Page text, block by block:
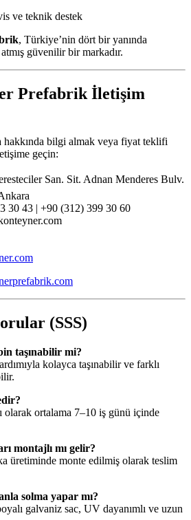
ve teknik destek
, Türkiye’nin dört bir yanında
güvenilir bir markadır.
Prefabrik İletişim
hakkında bilgi almak veya fiyat teklifi
geçin:
San. Sit. Adnan Menderes Bulv.
30 43 | +90 (312) 399 30 60
(SSS)
taşınabilir mi?
kolayca taşınabilir ve farklı
olarak ortalama 7–10 iş günü içinde
montajlı mı gelir?
üretiminde monte edilmiş olarak teslim
solma yapar mı?
galvaniz sac, UV dayanımlı ve uzun